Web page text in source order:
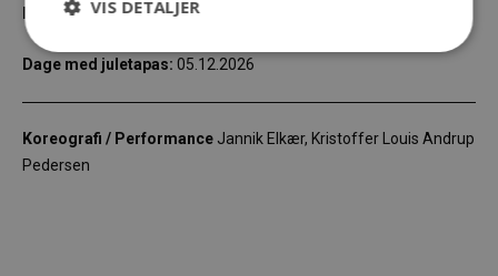
Dage med kage og varme drikke:
Dage med juletapas: 05.12.2026
Koreografi / Performance Jannik Elkær, Kristoffer Louis Andrup
Pedersen
VIS DETALJER